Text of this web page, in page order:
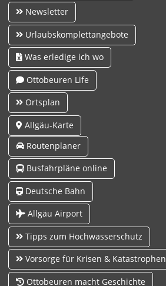
Newsletter
Urlaubskomplettangebote
Was erledige ich wo
Ottobeuren Life
Ortsplan
Allgäu-Karte
Routenplaner
Busfahrpläne online
Deutsche Bahn
Allgäu Airport
Tipps zum Hochwasserschutz
Vorsorge für Krisen & Katastrophen
Ottobeuren macht Geschichte